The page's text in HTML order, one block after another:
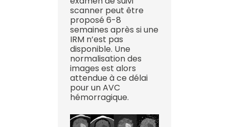
scanner peut être
proposé 6-8
semaines après si une
IRM n’est pas
disponible. Une
normalisation des
images est alors
attendue à ce délai
pour un AVC
hémorragique.